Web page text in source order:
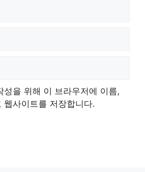
성을 위해 이 브라우저에 이름,
웹사이트를 저장합니다.